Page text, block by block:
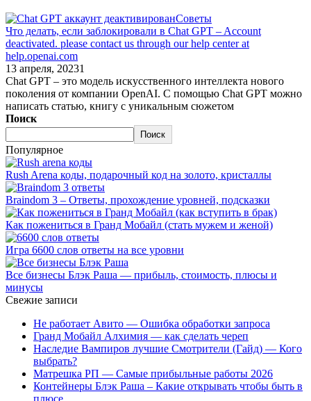
Советы
Что делать, если заблокировали в Chat GPT – Account
deactivated. please contact us through our help center at
help.openai.com
13 апреля, 20231
Chat GPT – это модель искусственного интеллекта нового
поколения от компании OpenAI. С помощью Chat GPT можно
написать статью, книгу с уникальным сюжетом
Поиск
Поиск
Популярное
Rush Arena коды, подарочный код на золото, кристаллы
Braindom 3 – Ответы, прохождение уровней, подсказки
Как пожениться в Гранд Мобайл (стать мужем и женой)
Игра 6600 слов ответы на все уровни
Все бизнесы Блэк Раша — прибыль, стоимость, плюсы и
минусы
Свежие записи
Не работает Авито — Ошибка обработки запроса
Гранд Мобайл Алхимия — как сделать череп
Наследие Вампиров лучшие Смотрители (Гайд) — Кого
выбрать?
Матрешка РП — Самые прибыльные работы 2026
Контейнеры Блэк Раша – Какие открывать чтобы быть в
плюсе